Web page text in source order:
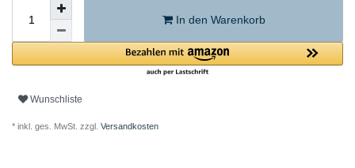
In den Warenkorb
Wunschliste
* inkl. ges. MwSt. zzgl. Versandkosten